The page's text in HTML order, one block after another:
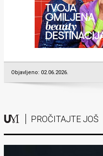
Objavljeno: 02.06.2026.
PROČITAJTE JOŠ